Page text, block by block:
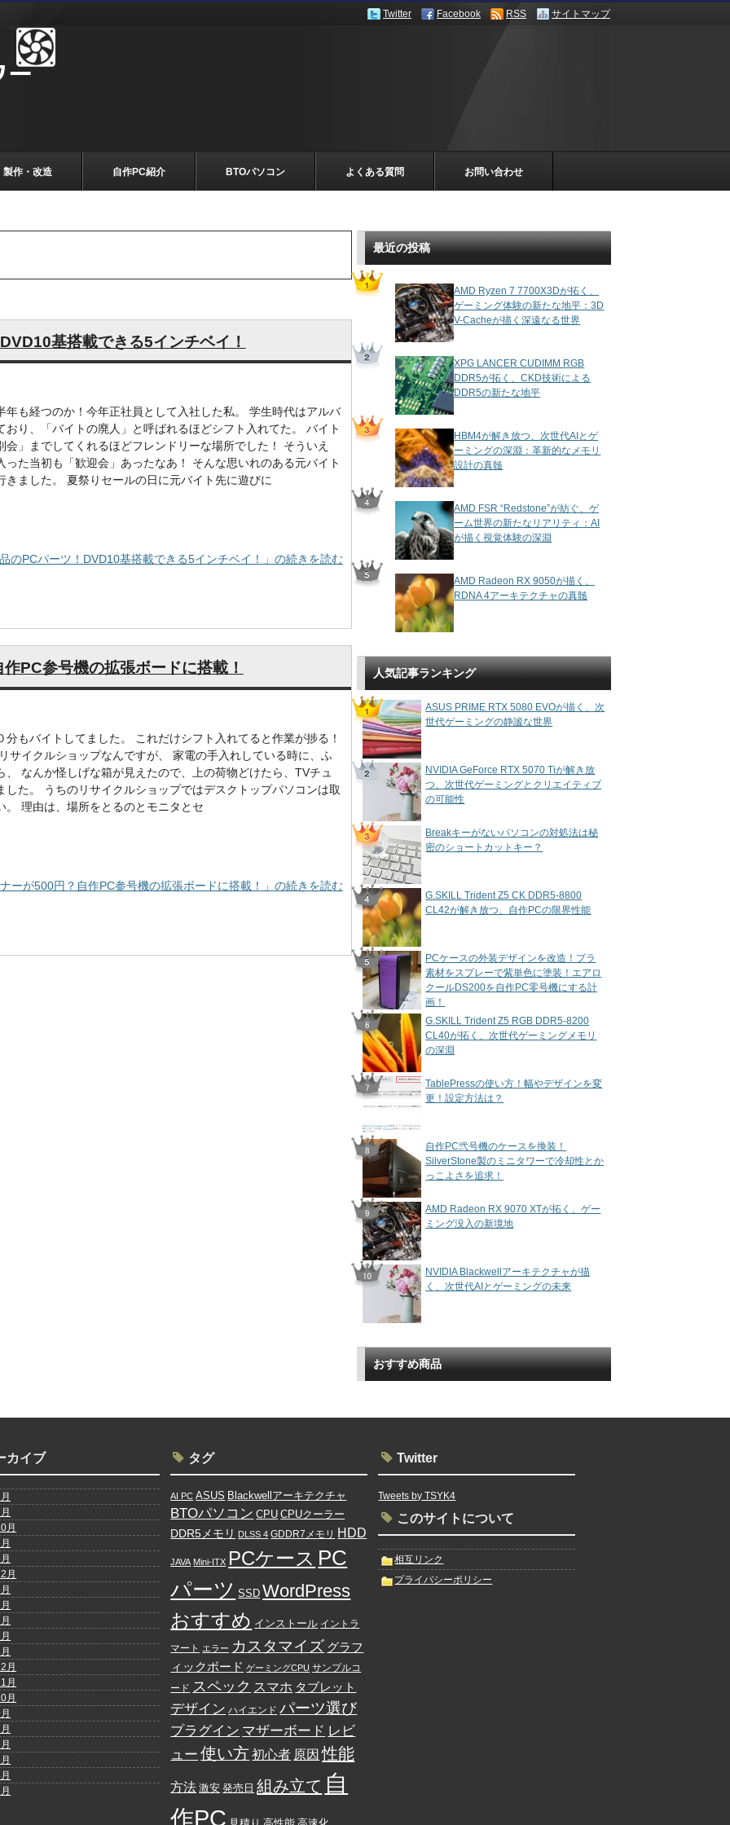
製作・改造 自作PC紹介 BTOパソコン よくある質問 お問い合わせ
基搭載できる5インチベイ！
年も経つのか！今年正社員として入社した私。 学生時代はアルバ
おり、「バイトの廃人」と呼ばれるほどシフト入れてた。 バイト
会」までしてくれるほどフレンドリーな場所でした！ そういえ
った当初も「歓迎会」あったなあ！ そんな思いれのある元バイト
きました。 夏祭りセールの日に元バイト先に遊びに
のPCパーツ！DVD10基搭載できる5インチベイ！」の続きを読む
PC参号機の拡張ボードに搭載！
分もバイトしてました。 これだけシフト入れてると作業が捗る！
サイクルショップなんですが、 家電の手入れしている時に、ふ
、 なんか怪しげな箱が見えたので、上の荷物どけたら、TVチュ
した。 うちのリサイクルショップではデスクトップパソコンは取
。 理由は、場所をとるのとモニタとセ
ーが500円？自作PC参号機の拡張ボードに搭載！」の続きを読む
最近の投稿
AMD Ryzen 7 7700X3Dが拓く、
ゲーミング体験の新たな地平：3D
V-Cacheが描く深遠なる世界
XPG LANCER CUDIMM RGB
DDR5が拓く、CKD技術による
DDR5の新たな地平
HBM4が解き放つ、次世代AIとゲ
ーミングの深淵：革新的なメモリ
設計の真髄
AMD FSR “Redstone”が紡ぐ、ゲ
ーム世界の新たなリアリティ：AI
が描く視覚体験の深淵
AMD Radeon RX 9050が描く、
RDNA 4アーキテクチャの真髄
人気記事ランキング
ASUS PRIME RTX 5080 EVOが描く、次
世代ゲーミングの静謐な世界
NVIDIA GeForce RTX 5070 Tiが解き放
つ、次世代ゲーミングとクリエイティブ
の可能性
Breakキーがないパソコンの対処法は秘
密のショートカットキー？
G.SKILL Trident Z5 CK DDR5-8800
CL42が解き放つ、自作PCの限界性能
PCケースの外装デザインを改造！プラ
素材をスプレーで紫単色に塗装！エアロ
クールDS200を自作PC零号機にする計
画！
G.SKILL Trident Z5 RGB DDR5-8200
CL40が拓く、次世代ゲーミングメモリ
の深淵
TablePressの使い方！幅やデザインを変
更！設定方法は？
自作PC弐号機のケースを換装！
SilverStone製のミニタワーで冷却性とか
っこよさを追求！
AMD Radeon RX 9070 XTが拓く、ゲー
ミング没入の新境地
NVIDIA Blackwellアーキテクチャが描
く、次世代AIとゲーミングの未来
おすすめ商品
カイブ
月
月
月
月
月
タグ
AI PC ASUS Blackwellアーキテクチャ
BTOパソコン CPU CPUクーラー
DDR5メモリ DLSS 4 GDDR7メモリ HDD
JAVA Mini-ITX PCケース PC
パーツ SSD WordPress
おすすめ インストール イントラ
マート エラー カスタマイズ グラフ
ィックボード ゲーミングCPU サンプルコ
ード スペック スマホ タブレット
デザイン ハイエンド パーツ選び
プラグイン マザーボード レビ
ュー 使い方初心者 原因 性能
方法 激安 発売日 組み立て 自
作PC
Twitter
Tweets by TSYK4
このサイトについて
相互リンク
プライバシーポリシー
Twitter Facebook RSS サイトマップ